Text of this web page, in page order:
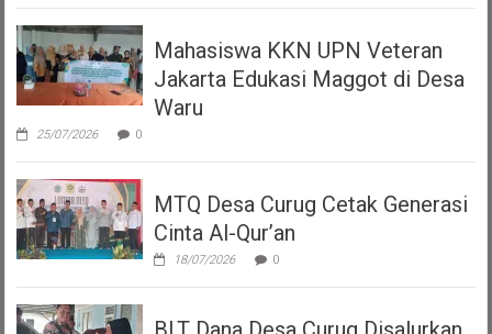
Mahasiswa KKN UPN Veteran
Jakarta Edukasi Maggot di Desa
Waru
25/07/2026 0
MTQ Desa Curug Cetak Generasi
Cinta Al-Qur’an
18/07/2026 0